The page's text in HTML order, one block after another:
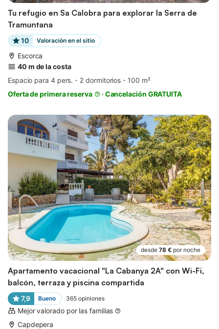
Tu refugio en Sa Calobra para explorar la Serra de
Tramuntana
10 Valoración en el sitio
Escorca
40 m de la costa
Espacio para 4 pers.
2 dormitorios
100 m²
Oferta de primera reserva
·Cancelación GRATUITA
desde 78 € por noche
Apartamento vacacional "La Cabanya 2A" con Wi-Fi,
balcón, terraza y piscina compartida
7,9 Bueno 365 opiniones
Mejor valorado por las familias
Capdepera